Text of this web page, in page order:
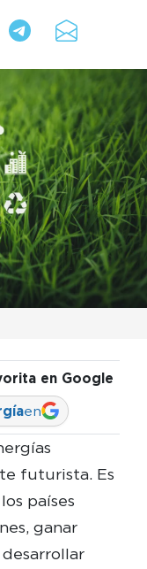
en Google
en
futurista. Es
países
ganar